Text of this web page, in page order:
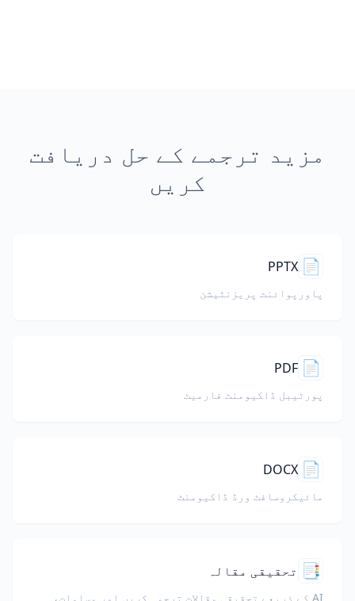
مزید ترجمے کے حل دریافت
کریں
📄
PPTX
پاورپوائنٹ پریزنٹیشن
📄
PDF
پورٹیبل ڈاکیومنٹ فارمیٹ
📄
DOCX
مائیکروسافٹ ورڈ ڈاکیومنٹ
📑 تحقیقی مقالہ
AI کے ذریعے تحقیقی مقالات ترجمہ کریں اور مساوات،